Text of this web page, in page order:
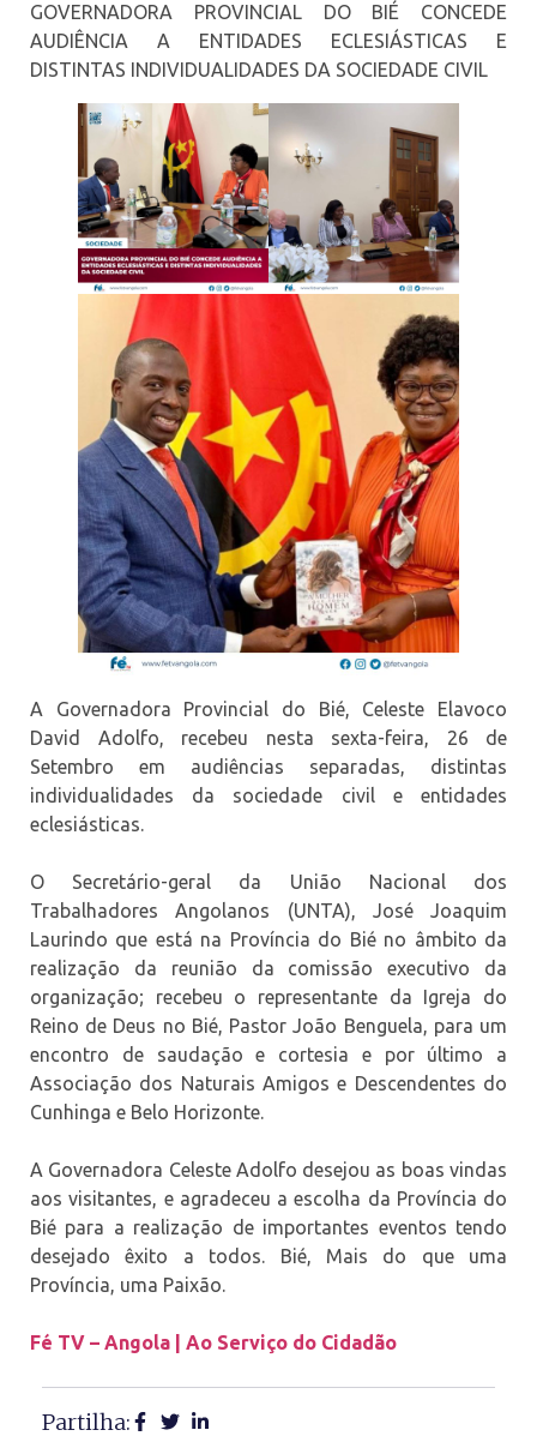
GOVERNADORA PROVINCIAL DO BIÉ CONCEDE
AUDIÊNCIA A ENTIDADES ECLESIÁSTICAS E
DISTINTAS INDIVIDUALIDADES DA SOCIEDADE CIVIL
A Governadora Provincial do Bié, Celeste Elavoco
David Adolfo, recebeu nesta sexta-feira, 26 de
Setembro em audiências separadas, distintas
individualidades da sociedade civil e entidades
eclesiásticas.
O Secretário-geral da União Nacional dos
Trabalhadores Angolanos (UNTA), José Joaquim
Laurindo que está na Província do Bié no âmbito da
realização da reunião da comissão executivo da
organização; recebeu o representante da Igreja do
Reino de Deus no Bié, Pastor João Benguela, para um
encontro de saudação e cortesia e por último a
Associação dos Naturais Amigos e Descendentes do
Cunhinga e Belo Horizonte.
A Governadora Celeste Adolfo desejou as boas vindas
aos visitantes, e agradeceu a escolha da Província do
Bié para a realização de importantes eventos tendo
desejado êxito a todos. Bié, Mais do que uma
Província, uma Paixão.
Fé TV – Angola | Ao Serviço do Cidadão
Partilha: